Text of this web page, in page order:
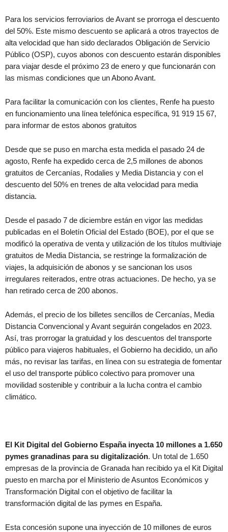
Para los servicios ferroviarios de Avant se prorroga el descuento
del 50%. Este mismo descuento se aplicará a otros trayectos de
alta velocidad que han sido declarados Obligación de Servicio
Público (OSP), cuyos abonos con descuento estarán disponibles
para viajar desde el próximo 23 de enero y que funcionarán con
las mismas condiciones que un Abono Avant.
Para facilitar la comunicación con los clientes, Renfe ha puesto
en funcionamiento una línea telefónica específica, 91 919 15 67,
para informar de estos abonos gratuitos
Desde que se puso en marcha esta medida el pasado 24 de
agosto, Renfe ha expedido cerca de 2,5 millones de abonos
gratuitos de Cercanías, Rodalies y Media Distancia y con el
descuento del 50% en trenes de alta velocidad para media
distancia.
Desde el pasado 7 de diciembre están en vigor las medidas
publicadas en el Boletín Oficial del Estado (BOE), por el que se
modificó la operativa de venta y utilización de los títulos multiviaje
gratuitos de Media Distancia, se restringe la formalización de
viajes, la adquisición de abonos y se sancionan los usos
irregulares reiterados, entre otras actuaciones. De hecho, ya se
han retirado cerca de 200 abonos.
Además, el precio de los billetes sencillos de Cercanías, Media
Distancia Convencional y Avant seguirán congelados en 2023.
Así, tras prorrogar la gratuidad y los descuentos del transporte
público para viajeros habituales, el Gobierno ha decidido, un año
más, no revisar las tarifas, en línea con su estrategia de fomentar
el uso del transporte público colectivo para promover una
movilidad sostenible y contribuir a la lucha contra el cambio
climático.
El Kit Digital del Gobierno España inyecta 10 millones a 1.650
pymes granadinas para su digitalización. Un total de 1.650
empresas de la provincia de Granada han recibido ya el Kit Digital
puesto en marcha por el Ministerio de Asuntos Económicos y
Transformación Digital con el objetivo de facilitar la
transformación digital de las pymes en España.
Esta concesión supone una inyección de 10 millones de euros